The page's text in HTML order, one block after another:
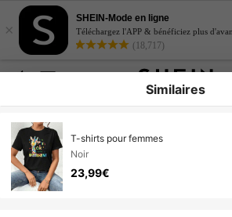
×
SHEIN-Mode en ligne
Téléchargez l'APP & bénéficiez plus
(18,717)
Similaires
T-shirts pour femmes
Noir
23,99€